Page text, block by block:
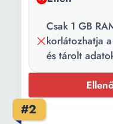
Kapcsolódás:
Csomag
2
x
Csak 1 GB
korlátozhatja
és tárolt
#2